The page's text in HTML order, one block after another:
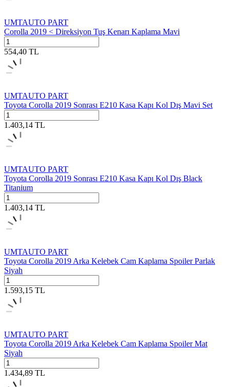
UMTAUTO PART
Corolla 2019 < Direksiyon Tuş Kenarı Kaplama Mavi
554,40 TL
UMTAUTO PART
Toyota Corolla 2019 Sonrası E210 Kasa Kapı Kol Dış Mavi Set
1.403,14 TL
UMTAUTO PART
Toyota Corolla 2019 Sonrası E210 Kasa Kapı Kol Dış Black
Titanium
1.403,14 TL
UMTAUTO PART
Toyota Corolla 2019 Arka Kelebek Cam Kaplama Spoiler Parlak
Siyah
1.593,15 TL
UMTAUTO PART
Toyota Corolla 2019 Arka Kelebek Cam Kaplama Spoiler Mat
Siyah
1.434,89 TL